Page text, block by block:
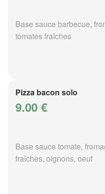
Base sauce barbecue,
tomates fraîches
Pizza bacon solo
9.00 €
Base sauce tomate,
fraîches, oignons, oeuf